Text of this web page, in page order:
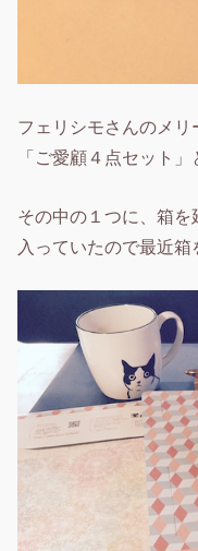
フェリシモさんのメリ
「ご愛顧４点セット
その中の１つに、箱
入っていたので最近箱